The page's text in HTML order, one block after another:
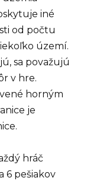
iné
od počtu
území.
sa považujú
v hre.
horným
je
hráč
6 pešiakov